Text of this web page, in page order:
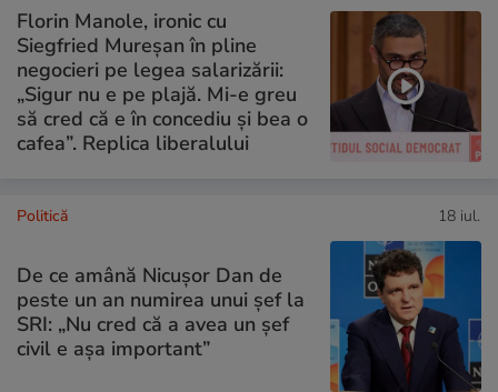
Florin Manole, ironic cu
Siegfried Mureșan în pline
negocieri pe legea salarizării:
„Sigur nu e pe plajă. Mi-e greu
să cred că e în concediu și bea o
cafea”. Replica liberalului
Politică 18 iul.
De ce amână Nicușor Dan de
peste un an numirea unui șef la
SRI: „Nu cred că a avea un şef
civil e așa important”